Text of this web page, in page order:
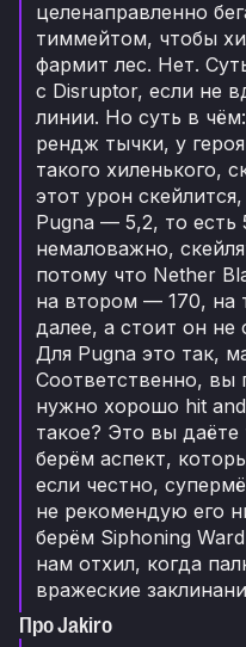
целенаправленно
тиммейтом, чтобы
фармит лес. Нет.
с Disruptor, если не
линии. Но суть в
рендж тычки, у
такого хиленького,
этот урон
Pugna — 5,2, то есть
немаловажно,
потому что Nether
на втором — 170, на
далее, а стоит он
Для Pugna это так,
Соответственно, вы
нужно хорошо hit
такое? Это вы
берём аспект,
если честно,
не рекомендую его
берём Siphoning
нам отхил, когда
вражеские
Про Jakiro